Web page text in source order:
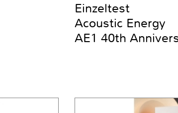
Einzeltest
Acoustic Energy
AE1 40th